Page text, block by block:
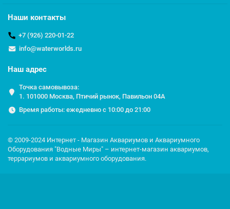
Наши контакты
+7 (926) 220-01-22
info@waterworlds.ru
Наш адрес
Точка самовывоза:
1. 101000 Москва, Птичий рынок, Павильон 04A
Время работы: ежедневно с 10:00 до 21:00
© 2009-2024 Интернет - Магазин Аквариумов и Аквариумного
Оборудования "Водные Миры" – интернет-магазин аквариумов,
террариумов и аквариумного оборудования.